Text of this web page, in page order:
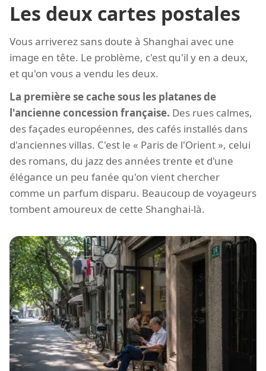
Les deux cartes postales
Vous arriverez sans doute à Shanghai avec une
image en tête. Le problème, c'est qu'il y en a deux,
et qu'on vous a vendu les deux.
La première se cache sous les platanes de
l'ancienne concession française. Des rues calmes,
des façades européennes, des cafés installés dans
d'anciennes villas. C'est le « Paris de l'Orient », celui
des romans, du jazz des années trente et d'une
élégance un peu fanée qu'on vient chercher
comme un parfum disparu. Beaucoup de voyageurs
tombent amoureux de cette Shanghai-là.